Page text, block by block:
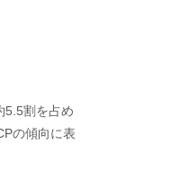
5.5割を占め
の傾向に表